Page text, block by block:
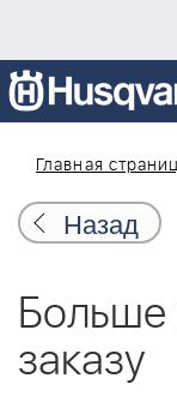
Главная
Назад
Больше
заказу